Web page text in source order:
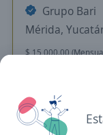
Grupo Bari
Mérida,
$ 15,000.00
Ejecutivo